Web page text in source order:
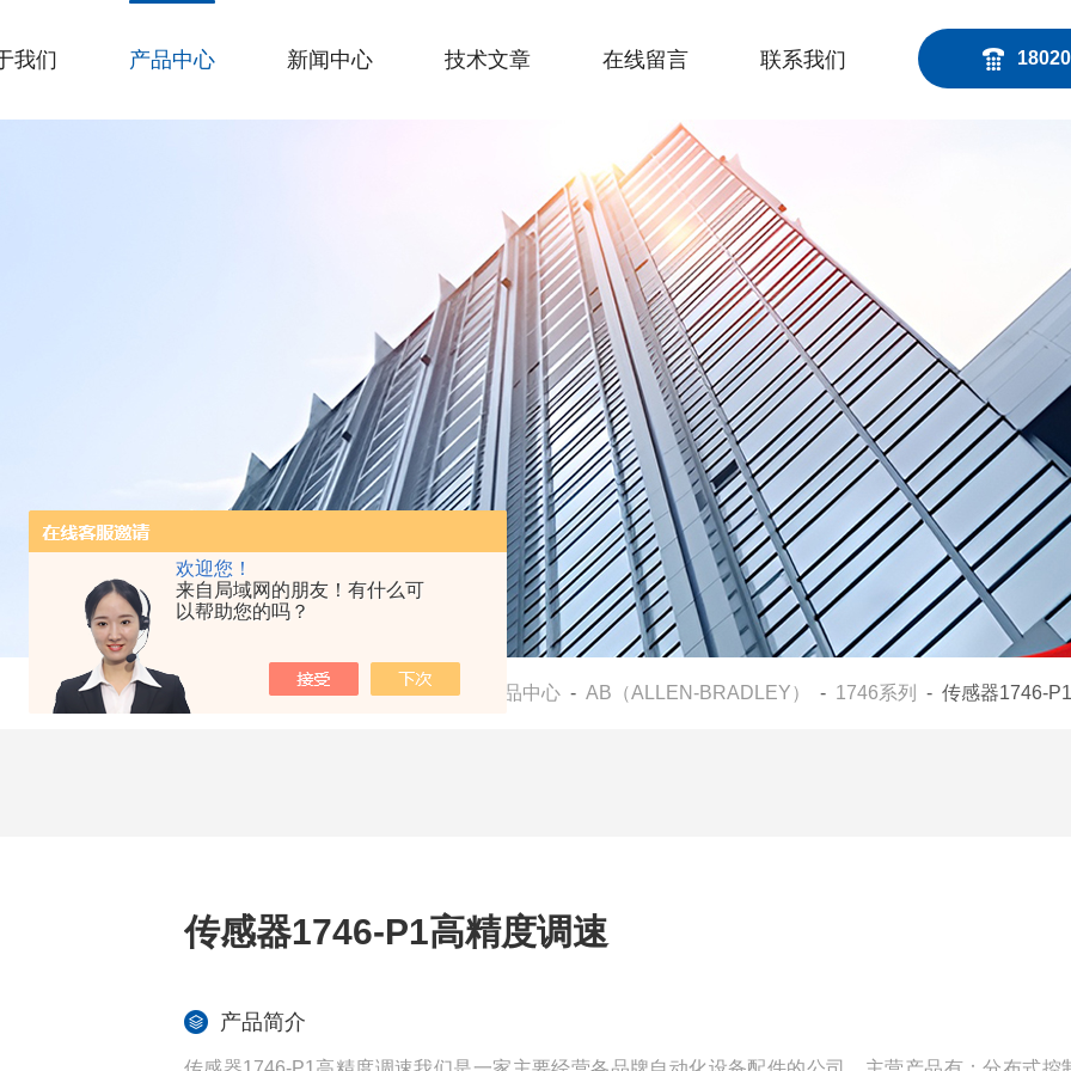
欢迎您！
来自局域网的朋友！有什么可
以帮助您的吗？
我们 产品中心 新闻中心 技术文章 在线留言 联系我们
当前位置：首页- 产品中心 - AB（ALLEN-BRADLEY） - 1746系列 - 传感器1746-
传感器1746-P1高精度调速
产品简介